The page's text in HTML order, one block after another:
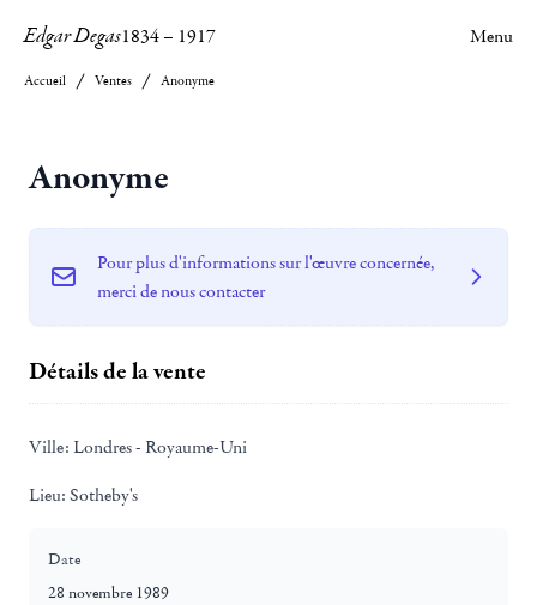
Edgar Degas1834– 1917 Menu
Accueil Ventes Anonyme
Anonyme
Pour plus d'informations sur l'œuvre concernée,
merci de nous contacter
Détails de la vente
Ville: Londres - Royaume-Uni
Lieu: Sotheby's
Date
28 novembre 1989